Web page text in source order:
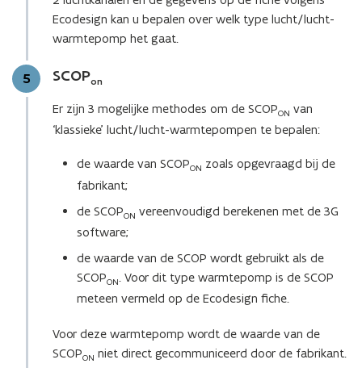
i
n
i
i
e
)
Ecodesign kan u bepalen over welk type lucht/lucht-
warmtepomp het gaat.
Stap
5 SCOPon
Er zijn 3 mogelijke methodes om de SCOPON van
‘klassieke’ lucht/lucht-warmtepompen te bepalen:
de waarde van SCOPON zoals opgevraagd bij de
fabrikant;
de SCOPON vereenvoudigd berekenen met de 3G
software;
de waarde van de SCOP wordt gebruikt als de
SCOPON . Voor dit type warmtepomp is de SCOP
meteen vermeld op de Ecodesign fiche.
Voor deze warmtepomp wordt de waarde van de
SCOPON niet direct gecommuniceerd door de fabrikant.